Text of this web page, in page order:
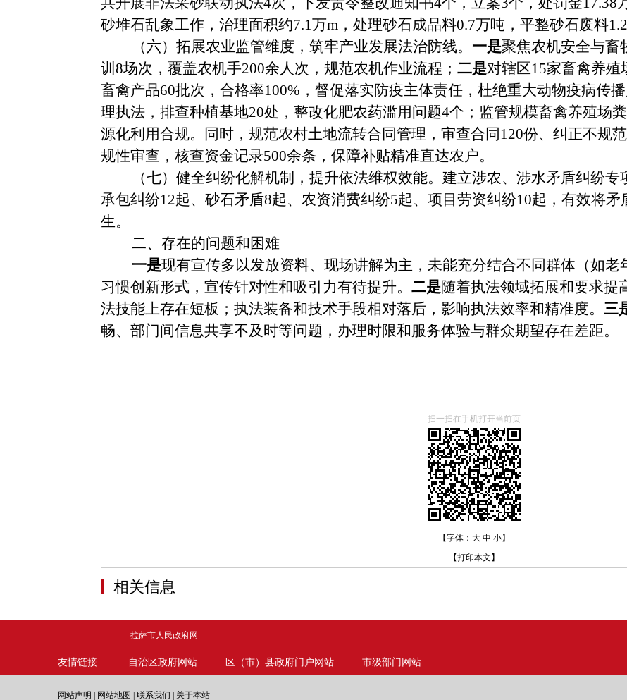
砂堆石乱象工作，治理面积约7.1万m，处理砂石成品料0.7万吨，平整砂石废料1.2
（六）拓展农业监管维度，筑牢产业发展法治防线。 一是聚焦农机安全与畜
训8场次，覆盖农机手200余人次，规范农机作业流程；二是对辖区15家畜禽养
畜禽产品60批次，合格率100%，督促落实防疫主体责任，杜绝重大动物疫病传
理执法，排查种植基地20处，整改化肥农药滥用问题4个；监管规模畜禽养殖场
源化利用合规。同时，规范农村土地流转合同管理，审查合同120份、纠正不规
规性审查，核查资金记录500余条，保障补贴精准直达农户。
（七）健全纠纷化解机制，提升依法维权效能。建立涉农、涉水矛盾纠纷专
承包纠纷12起、砂石矛盾8起、农资消费纠纷5起、项目劳资纠纷10起，有效将
生。
二、存在的问题和困难
一是现有宣传多以发放资料、现场讲解为主，未能充分结合不同群体（如
习惯创新形式，宣传针对性和吸引力有待提升。二是随着执法领域拓展和要求提
法技能上存在短板；执法装备和技术手段相对落后，影响执法效率和精准度。三
畅、部门间信息共享不及时等问题，办理时限和服务体验与群众期望存在差距。
扫一扫在手机打开当前页
【字体： 大 中 小】
【打印本文 】
相关信息
拉萨市人民政府网
友情链接: 自治区政府网站 区（市）县政府门户网站 市级部门网站
网站声明 网站地图 联系我们 关于本站